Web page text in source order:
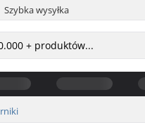
Szybka wysyłka